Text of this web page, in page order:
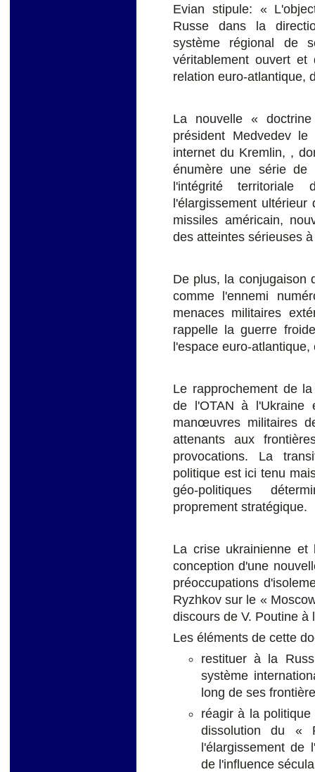
Evian stipule: «
Russe dans la
système régional de
véritablement ouvert
relation euro-atlantique,
La nouvelle «
président Medvedev
internet du Kremlin, ,
énumère une série de
l'intégrité
l'élargissement
missiles américain,
des atteintes sérieuses
De plus, la conjugaison
comme l'ennemi
menaces militaires
rappelle la guerre
l'espace euro-
Le rapprochement de
de l'OTAN à
manœuvres militaires
attenants aux
provocations. La
politique est ici tenu
géo-politiques
proprement stratégique.
La crise ukrainienne
conception d'une
préoccupations
Ryzhkov sur le «
discours de V. Poutine à
Les éléments de cette
restituer à la
système
long de ses
réagir à la
dissolution du «
l'élargissement de
de l'influence